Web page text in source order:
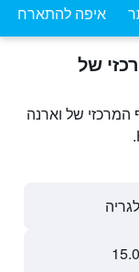
איפה להתארח
של
המרכזי של וארנה